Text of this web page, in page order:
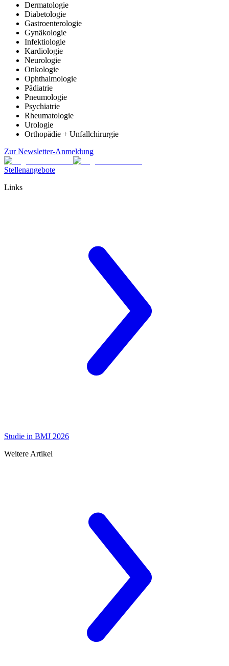
Dermatologie
Diabetologie
Gastroenterologie
Gynäkologie
Infektiologie
Kardiologie
Neurologie
Onkologie
Ophthalmologie
Pädiatrie
Pneumologie
Psychiatrie
Rheumatologie
Urologie
Orthopädie + Unfallchirurgie
Zur Newsletter-Anmeldung
Stellenangebote
Links
Studie in BMJ 2026
Weitere Artikel